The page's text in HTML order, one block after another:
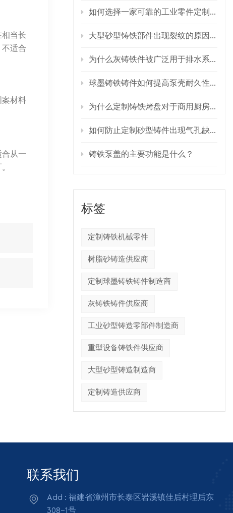
如何选择一家可靠的工业零件定制铸造制造商？
大型砂型铸铁部件出现裂纹的原因是什么？如何预防裂纹的产生？
为什么灰铸铁件被广泛用于排水系统？
球墨铸铁铸件如何提高泵壳耐久性？
为什么定制铸铁烤盘对于商用厨房设备至关重要？
如何防止定制砂型铸件出现气孔缺陷？
铸铁泵盖的主要功能是什么？
标签
定制铸铁机械零件
树脂砂铸造供应商
定制球墨铸铁铸件制造商
灰铸铁铸件供应商
工业砂型铸造零部件制造商
重型设备铸铁件供应商
大型砂型铸造制造商
定制铸造供应商
当长
适合
案材料
从一
联系我们
Add : 福建省漳州市长泰区岩溪镇佳后村理后东
308-1号